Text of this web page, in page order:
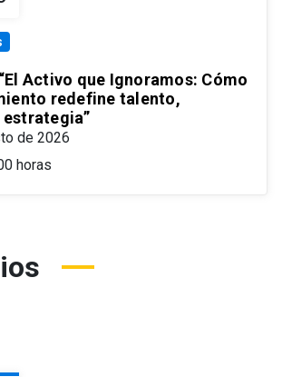
Activo que Ignoramos: Cómo
redefine talento,
de 2026
horas